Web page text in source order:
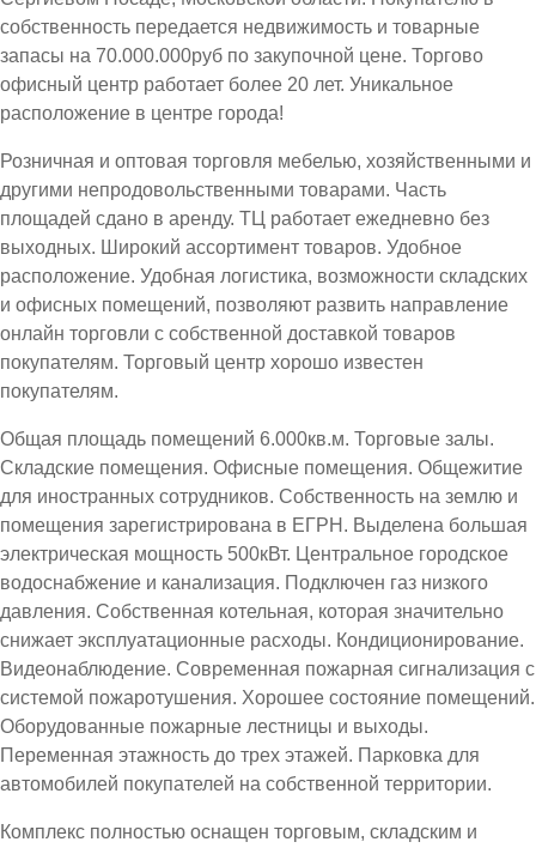
собственность передается недвижимость и товарные
запасы на 70.000.000руб по закупочной цене. Торгово
офисный центр работает более 20 лет. Уникальное
расположение в центре города!
Розничная и оптовая торговля мебелью, хозяйственными и
другими непродовольственными товарами. Часть
площадей сдано в аренду. ТЦ работает ежедневно без
выходных. Широкий ассортимент товаров. Удобное
расположение. Удобная логистика, возможности складских
и офисных помещений, позволяют развить направление
онлайн торговли с собственной доставкой товаров
покупателям. Торговый центр хорошо известен
покупателям.
Общая площадь помещений 6.000кв.м. Торговые залы.
Складские помещения. Офисные помещения. Общежитие
для иностранных сотрудников. Собственность на землю и
помещения зарегистрирована в ЕГРН. Выделена большая
электрическая мощность 500кВт. Центральное городское
водоснабжение и канализация. Подключен газ низкого
давления. Собственная котельная, которая значительно
снижает эксплуатационные расходы. Кондиционирование.
Видеонаблюдение. Современная пожарная сигнализация с
системой пожаротушения. Хорошее состояние помещений.
Оборудованные пожарные лестницы и выходы.
Переменная этажность до трех этажей. Парковка для
автомобилей покупателей на собственной территории.
Комплекс полностью оснащен торговым, складским и